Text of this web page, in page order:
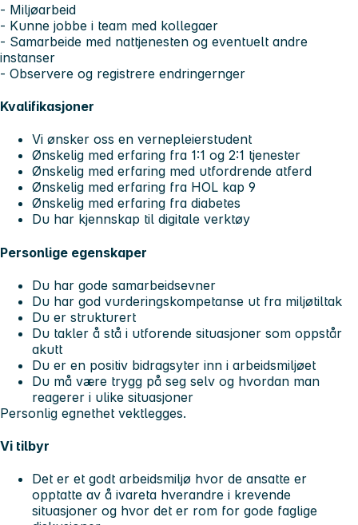
- Miljøarbeid
- Kunne jobbe i team med kollegaer
- Samarbeide med nattjenesten og eventuelt andre
instanser
- Observere og registrere endringernger
Kvalifikasjoner
Vi ønsker oss en vernepleierstudent
Ønskelig med erfaring fra 1:1 og 2:1 tjenester
Ønskelig med erfaring med utfordrende atferd
Ønskelig med erfaring fra HOL kap 9
Ønskelig med erfaring fra diabetes
Du har kjennskap til digitale verktøy
Personlige egenskaper
Du har gode samarbeidsevner
Du har god vurderingskompetanse ut fra miljøtiltak
Du er strukturert
Du takler å stå i utforende situasjoner som oppstår
akutt
Du er en positiv bidragsyter inn i arbeidsmiljøet
Du må være trygg på seg selv og hvordan man
reagerer i ulike situasjoner
Personlig egnethet vektlegges.
Vi tilbyr
Det er et godt arbeidsmiljø hvor de ansatte er
opptatte av å ivareta hverandre i krevende
situasjoner og hvor det er rom for gode faglige